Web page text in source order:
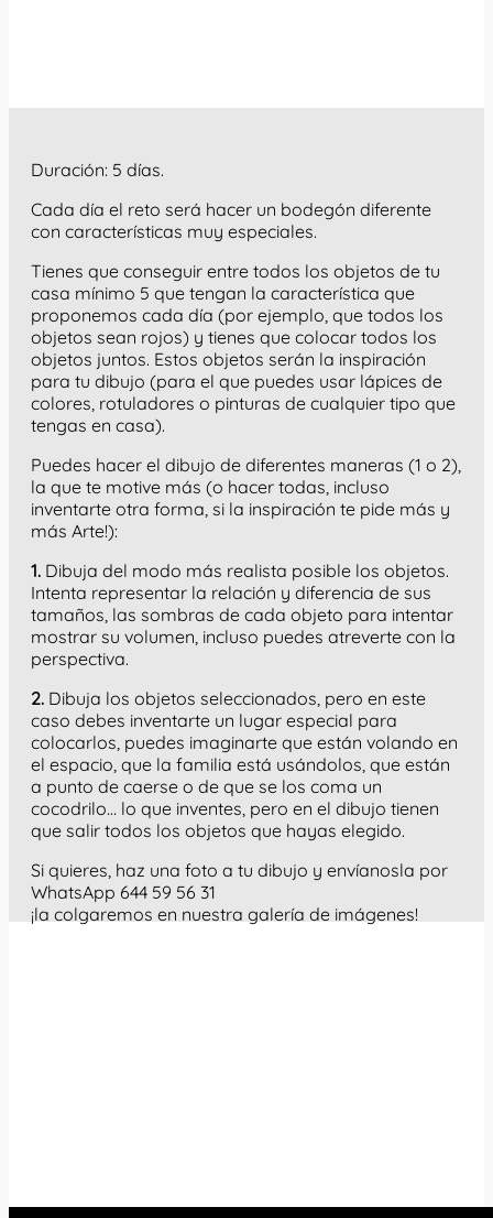
Duración: 5 días.
Cada día el reto será hacer un bodegón diferente
con características muy especiales.
Tienes que conseguir entre todos los objetos de tu
casa mínimo 5 que tengan la característica que
proponemos cada día (por ejemplo, que todos los
objetos sean rojos) y tienes que colocar todos los
objetos juntos. Estos objetos serán la inspiración
para tu dibujo (para el que puedes usar lápices de
colores, rotuladores o pinturas de cualquier tipo que
tengas en casa).
Puedes hacer el dibujo de diferentes maneras (1 o 2),
la que te motive más (o hacer todas, incluso
inventarte otra forma, si la inspiración te pide más y
más Arte!):
1. Dibuja del modo más realista posible los objetos.
Intenta representar la relación y diferencia de sus
tamaños, las sombras de cada objeto para intentar
mostrar su volumen, incluso puedes atreverte con la
perspectiva.
2. Dibuja los objetos seleccionados, pero en este
caso debes inventarte un lugar especial para
colocarlos, puedes imaginarte que están volando en
el espacio, que la familia está usándolos, que están
a punto de caerse o de que se los coma un
cocodrilo… lo que inventes, pero en el dibujo tienen
que salir todos los objetos que hayas elegido.
Si quieres, haz una foto a tu dibujo y envíanosla por
WhatsApp 644 59 56 31
¡la colgaremos en nuestra galería de imágenes!